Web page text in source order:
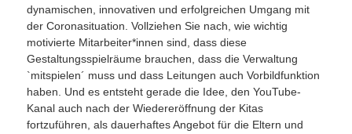
dynamischen, innovativen und erfolgreichen Umgang mit
der Coronasituation. Vollziehen Sie nach, wie wichtig
motivierte Mitarbeiter*innen sind, dass diese
Gestaltungsspielräume brauchen, dass die Verwaltung
`mitspielen´ muss und dass Leitungen auch Vorbildfunktion
haben. Und es entsteht gerade die Idee, den YouTube-
Kanal auch nach der Wiedereröffnung der Kitas
fortzuführen, als dauerhaftes Angebot für die Eltern und